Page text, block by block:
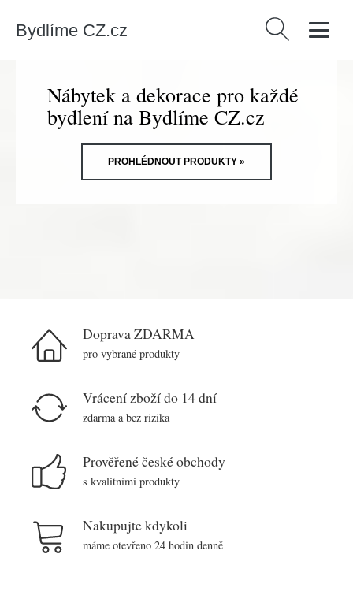
Bydlíme CZ.cz Vyhledávání
Nábytek a dekorace pro každé
bydlení na Bydlíme CZ.cz
PROHLÉDNOUT PRODUKTY »
Doprava ZDARMA
pro vybrané produkty
Vrácení zboží do 14 dní
zdarma a bez rizika
Prověřené české obchody
s kvalitními produkty
Nakupujte kdykoli
máme otevřeno 24 hodin denně